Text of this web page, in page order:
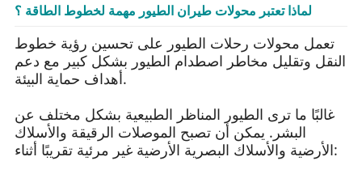
لماذا تعتبر محولات طيران الطيور مهمة لخطوط الطاقة ؟
تعمل محولات رحلات الطيور على تحسين رؤية خطوط
النقل وتقليل مخاطر اصطدام الطيور بشكل كبير مع دعم
أهداف حماية البيئة.
غالبًا ما ترى الطيور المناظر الطبيعية بشكل مختلف عن
البشر. يمكن أن تصبح الموصلات الرقيقة والأسلاك
الأرضية والأسلاك البصرية الأرضية غير مرئية تقريبًا أثناء: